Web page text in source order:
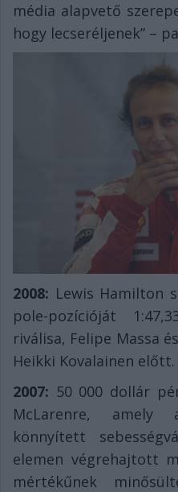
média alapvető
hogy lecseréljenek” –
2008: Lewis Hamilton
pole-pozícióját
riválisa, Felipe Massa
Heikki Kovalainen előtt.
2007: 50 000 dollár
McLarenre, amely
könnyített
elemen végrehajtott
mértékűnek